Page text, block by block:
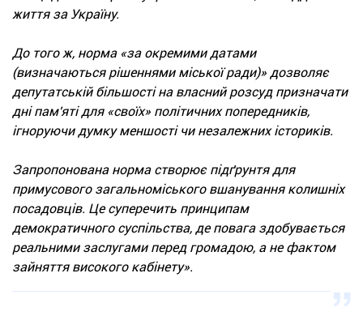
життя за Україну.
До того ж, норма «за окремими датами
(визначаються рішеннями міської ради)» дозволяє
депутатській більшості на власний розсуд призначати
дні пам'яті для «своїх» політичних попередників,
ігноруючи думку меншості чи незалежних істориків.
Запропонована норма створює підґрунтя для
примусового загальноміського вшанування колишніх
посадовців. Це суперечить принципам
демократичного суспільства, де повага здобувається
реальними заслугами перед громадою, а не фактом
зайняття високого кабінету».